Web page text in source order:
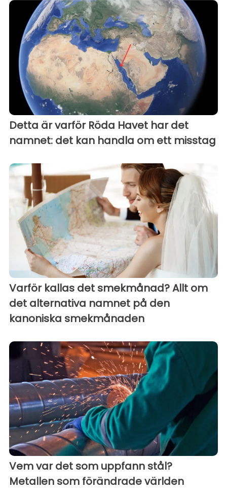
Detta är varför Röda Havet har det
namnet: det kan handla om ett misstag
Varför kallas det smekmånad? Allt om
det alternativa namnet på den
kanoniska smekmånaden
Vem var det som uppfann stål?
Metallen som förändrade världen